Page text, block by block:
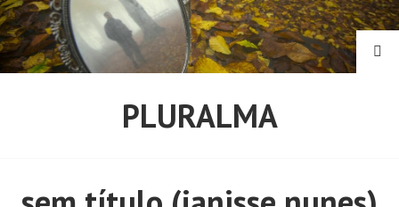
Pular
para
o
conteúdo
PLURALMA